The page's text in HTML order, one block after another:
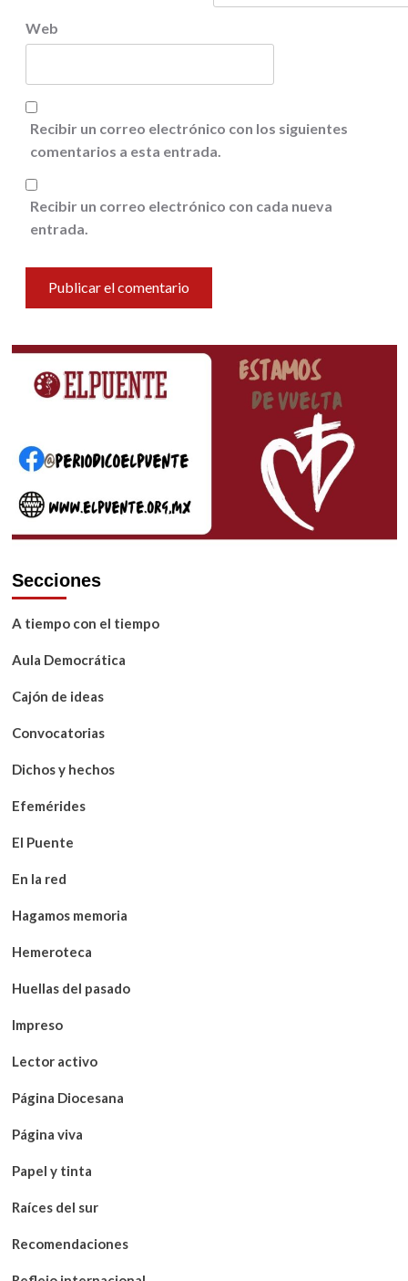
Web
Recibir un correo electrónico con los siguientes
comentarios a esta entrada.
Recibir un correo electrónico con cada nueva
entrada.
Secciones
A tiempo con el tiempo
Aula Democrática
Cajón de ideas
Convocatorias
Dichos y hechos
Efemérides
El Puente
En la red
Hagamos memoria
Hemeroteca
Huellas del pasado
Impreso
Lector activo
Página Diocesana
Página viva
Papel y tinta
Raíces del sur
Recomendaciones